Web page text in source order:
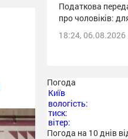
Податкова
про чоловіків:
18:24, 06.08.2026
Погода
Київ
вологість:
тиск:
вітер:
Погода на 10 днів